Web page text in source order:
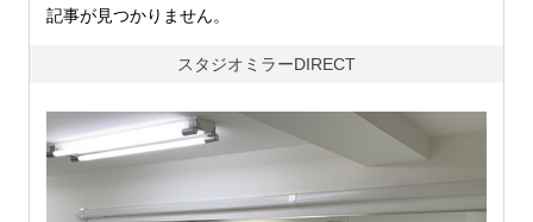
記事が見つかりません。
スタジオミラーDIRECT